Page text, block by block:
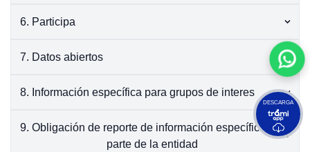
6. Participa
7. Datos abiertos
8. Información específica para grupos de interes
9. Obligación de reporte de información específica por
parte de la entidad
DESCARGA